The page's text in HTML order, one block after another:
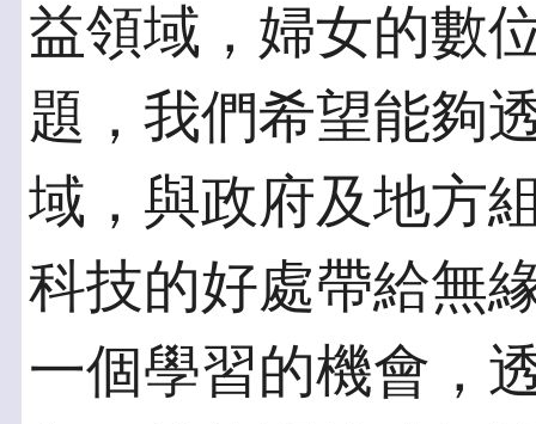
益領域，婦女的數
題，我們希望能夠
域，與政府及地方
科技的好處帶給無
一個學習的機會，